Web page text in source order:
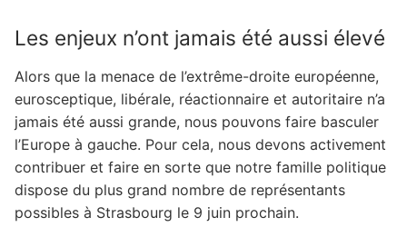
Les enjeux n’ont jamais été aussi élevé
Alors que la menace de l’extrême-droite européenne,
eurosceptique, libérale, réactionnaire et autoritaire n’a
jamais été aussi grande, nous pouvons faire basculer
l’Europe à gauche. Pour cela, nous devons activement
contribuer et faire en sorte que notre famille politique
dispose du plus grand nombre de représentants
possibles à Strasbourg le 9 juin prochain.